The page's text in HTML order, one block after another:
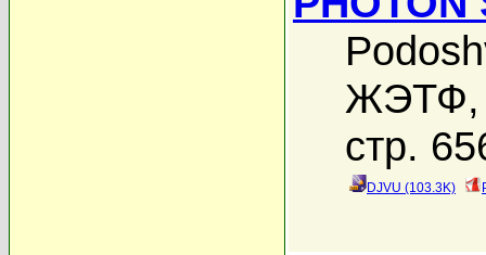
ЖЭТФ,
стр.
DJVU (103.3K)